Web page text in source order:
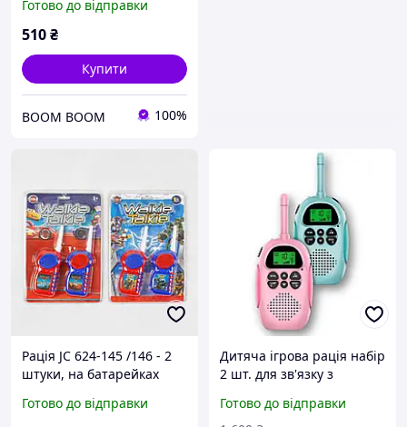
годинник, вбудований
акумулятор, USB-кабель, у
Готово до відправки
510₴
Купити
BOOM BOOM 100%
Рація JC 624-145 /146 - 2
штуки, на батарейках
Готово до відправки
Дитяча ігрова рація набір
2 шт. для зв'язку з
Рація набір ігровий 2
Готово до відправки